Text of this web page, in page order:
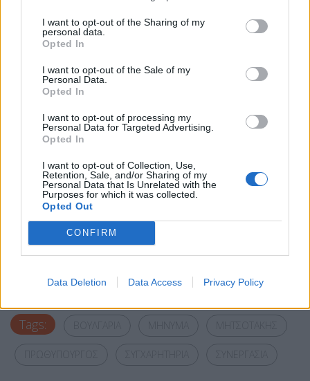
I want to opt-out of the Sharing of my
personal data.
Opted In
I want to opt-out of the Sale of my
Personal Data.
Opted In
I want to opt-out of processing my
Personal Data for Targeted Advertising.
Opted In
I want to opt-out of Collection, Use,
Retention, Sale, and/or Sharing of my
Personal Data that Is Unrelated with the
Purposes for which it was collected.
Opted Out
CONFIRM
Data Deletion Data Access Privacy Policy
Facebook Share on X
Email Copy Link
Tags: